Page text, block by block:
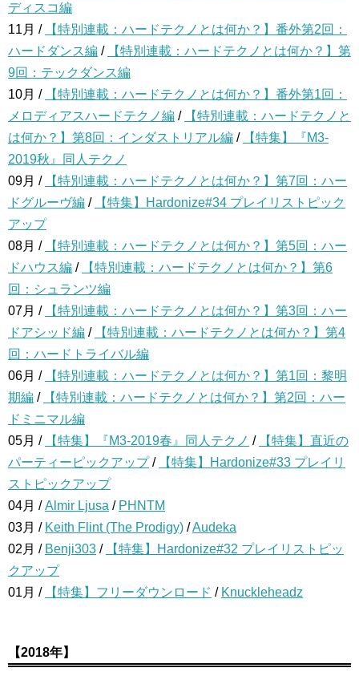
ディスコ編
11月 /
【特別連載：ハードテクノとは何か？】番外第2回：
ハードダンス編 /
【特別連載：ハードテクノとは何か？】第
9回：テックダンス編
10月 /
【特別連載：ハードテクノとは何か？】番外第1回：
メロディアスハードテクノ編 /
【特別連載：ハードテクノと
は何か？】第8回：インダストリアル編 /
【特集】『M3-
2019秋』同人テクノ
09月 /
【特別連載：ハードテクノとは何か？】第7回：ハー
ドグルーヴ編 /
【特集】Hardonize#34 プレイリストピック
アップ
08月 /
【特別連載：ハードテクノとは何か？】第5回：ハー
ドハウス編 /
【特別連載：ハードテクノとは何か？】第6
回：シュランツ編
07月 /
【特別連載：ハードテクノとは何か？】第3回：ハー
ドアシッド編 /
【特別連載：ハードテクノとは何か？】第4
回：ハードトライバル編
06月 /
【特別連載：ハードテクノとは何か？】第1回：黎明
期編 /
【特別連載：ハードテクノとは何か？】第2回：ハー
ドミニマル編
05月 /
【特集】『M3-2019春』同人テクノ /
【特集】直近の
パーティーピックアップ/
【特集】Hardonize#33 プレイリ
ストピックアップ
04月 /Almir Ljusa / PHNTM
03月 / Keith Flint (The Prodigy) /Audeka
02月 / Benji303 /
【特集】Hardonize#32 プレイリストピッ
クアップ
01月 /
【特集】フリーダウンロード / Knuckleheadz
【2018年】